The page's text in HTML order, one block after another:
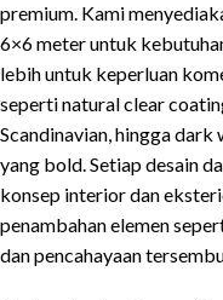
premium. Kami
6×6 meter untuk
lebih untuk keperluan
seperti natural clear
Scandinavian, hingga
yang bold. Setiap desain
konsep interior dan
penambahan elemen
dan pencahayaan